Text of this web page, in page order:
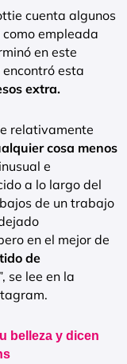
cuenta algunos
empleada
en este
encontró esta
extra.
relativamente
cosa menos
e
a lo largo del
de un trabajo
en el mejor de
de
”, se lee en la
belleza y dicen